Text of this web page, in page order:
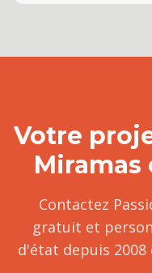
Votre
Miramas
Contactez
gratuit et
d'état depuis 2008